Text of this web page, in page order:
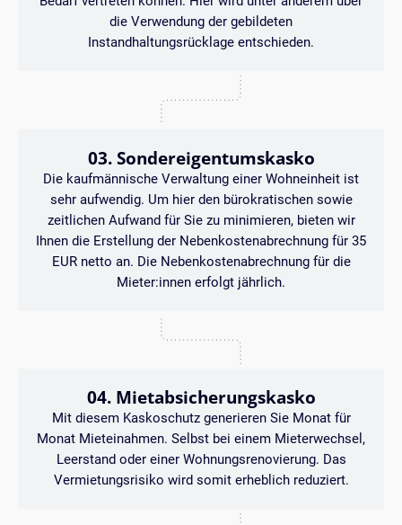
die Verwendung der gebildeten
Instandhaltungsrücklage entschieden.
03. Sondereigentumskasko
Die kaufmännische Verwaltung einer Wohneinheit ist
sehr aufwendig. Um hier den bürokratischen sowie
zeitlichen Aufwand für Sie zu minimieren, bieten wir
Ihnen die Erstellung der Nebenkostenabrechnung für 35
EUR netto an. Die Nebenkostenabrechnung für die
Mieter:innen erfolgt jährlich.
04. Mietabsicherungskasko
Mit diesem Kaskoschutz generieren Sie Monat für
Monat Mieteinahmen. Selbst bei einem Mieterwechsel,
Leerstand oder einer Wohnungsrenovierung. Das
Vermietungsrisiko wird somit erheblich reduziert.